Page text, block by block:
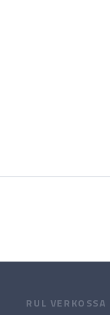
RUL VERKOSSA